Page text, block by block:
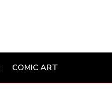
COMIC ART